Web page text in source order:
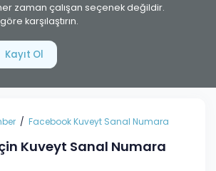
zaman çalışan seçenek değildir.
karşılaştırın.
Kayıt Ol
Facebook Kuveyt Sanal Numara
Kuveyt Sanal Numara